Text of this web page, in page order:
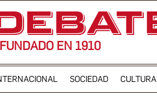
FUNDADO EN 1910
SOCIEDAD CULTURA